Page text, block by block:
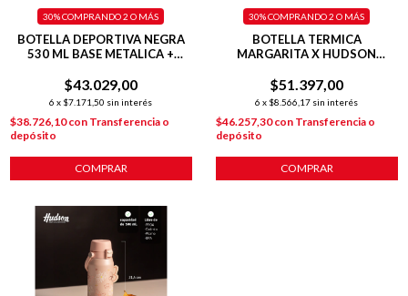
BOTELLA DEPORTIVA NEGRA
530 ML BASE METALICA +
$43.029,00
6 x $7.171,50 sin interés
30%COMPRANDO 2 O MÁS
$38.726,10con Transferencia o
depósito
COMPRAR
BOTELLA TERMICA
MARGARITA X HUDSON
$51.397,00
6 x $8.566,17 sin interés
30%COMPRANDO 2 O MÁS
$46.257,30con Transferencia o
depósito
COMPRAR